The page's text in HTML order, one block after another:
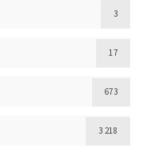
3
17
673
3 218